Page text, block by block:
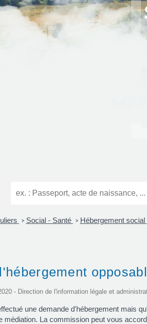
> Social - Santé > Hébergement social
- Direction de l'information légale et
une demande d'hébergement mais
médiation. La commission peut vous